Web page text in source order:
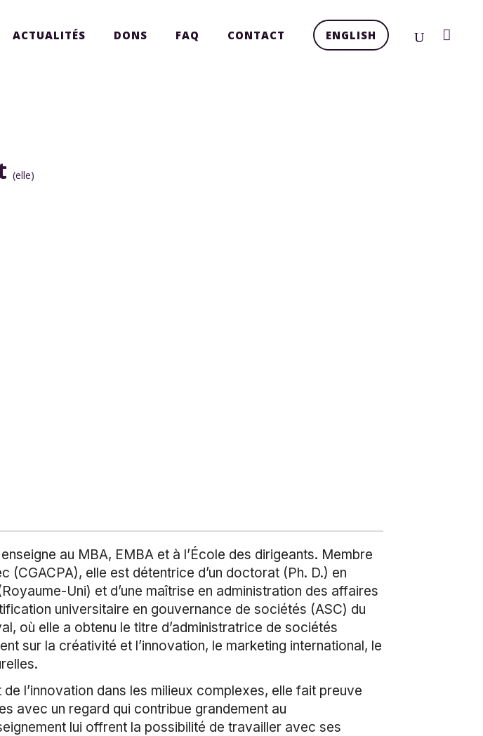
ACTUALITÉS DONS FAQ CONTACT ENGLISH
(elle)
au MBA, EMBA et à l’École des dirigeants. Membre
(CGACPA), elle est détentrice d’un doctorat (Ph. D.) en
Uni) et d’une maîtrise en administration des affaires
universitaire en gouvernance de sociétés (ASC) du
où elle a obtenu le titre d’administratrice de sociétés
sur la créativité et l’innovation, le marketing international, le
l’innovation dans les milieux complexes, elle fait preuve
avec un regard qui contribue grandement au
lui offrent la possibilité de travailler avec ses